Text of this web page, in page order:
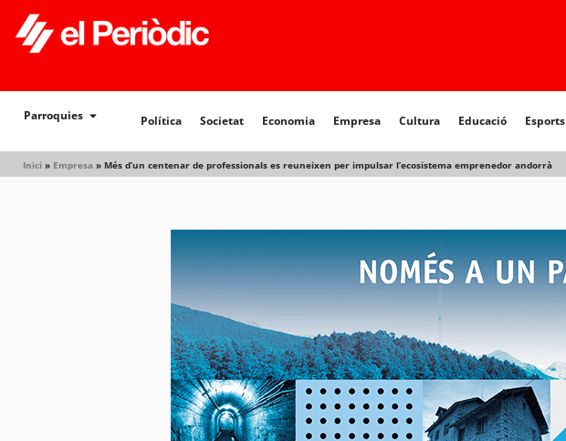
Parroquies Política Societat Economia Empresa Cultura Educació Esports
Inici » Empresa » Més d’un centenar de professionals es reuneixen per impulsar l’ecosistema emprenedor andorrà
Política Societat